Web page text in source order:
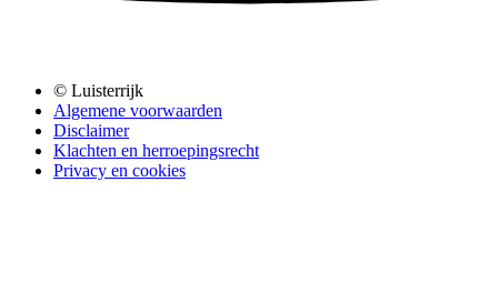
© Luisterrijk
Algemene voorwaarden
Disclaimer
Klachten en herroepingsrecht
Privacy en cookies